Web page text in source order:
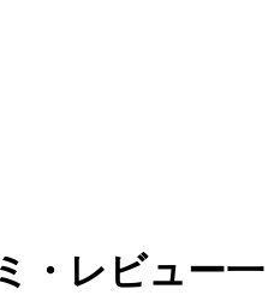
・レビュー一